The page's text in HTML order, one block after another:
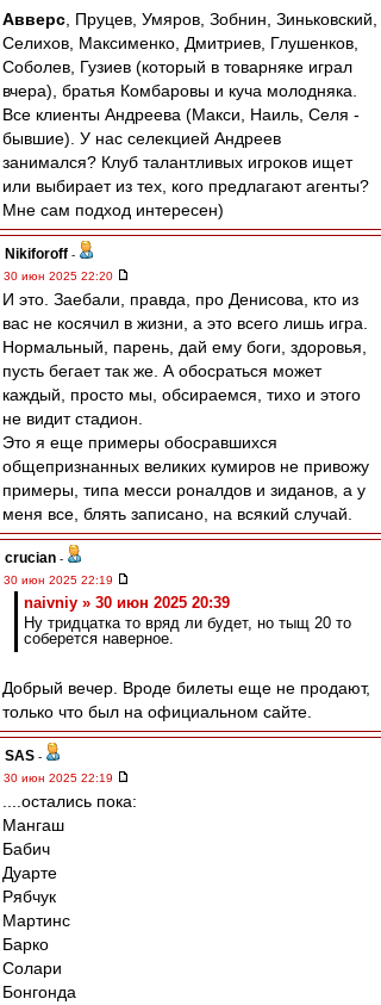
Авверс , Пруцев, Умяров, Зобнин, Зиньковский,
Селихов, Максименко, Дмитриев, Глушенков,
Соболев, Гузиев (который в товарняке играл
вчера), братья Комбаровы и куча молодняка.
Все клиенты Андреева (Макси, Наиль, Селя -
бывшие). У нас селекцией Андреев
занимался? Клуб талантливых игроков ищет
или выбирает из тех, кого предлагают агенты?
Мне сам подход интересен)
Nikiforoff -
30 июн 2025 22:20
И это. Заебали, правда, про Денисова, кто из
вас не косячил в жизни, а это всего лишь игра.
Нормальный, парень, дай ему боги, здоровья,
пусть бегает так же. А обосраться может
каждый, просто мы, обсираемся, тихо и этого
не видит стадион.
Это я еще примеры обосравшихся
общепризнанных великих кумиров не привожу
примеры, типа месси роналдов и зиданов, а у
меня все, блять записано, на всякий случай.
crucian -
30 июн 2025 22:19
naivniy » 30 июн 2025 20:39
Ну тридцатка то вряд ли будет, но тыщ 20 то
соберется наверное.
Добрый вечер. Вроде билеты еще не продают,
только что был на официальном сайте.
SAS -
30 июн 2025 22:19
....остались пока:
Мангаш
Бабич
Дуарте
Рябчук
Мартинс
Барко
Солари
Бонгонда